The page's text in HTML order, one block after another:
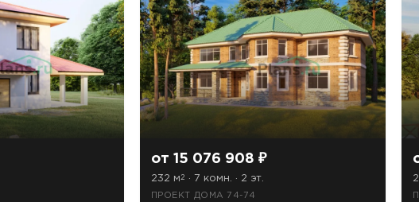
от 15 076 908 ₽
232 м 2 · 7 комн. · 2 эт.
ПРОЕКТ ДОМА 74-74